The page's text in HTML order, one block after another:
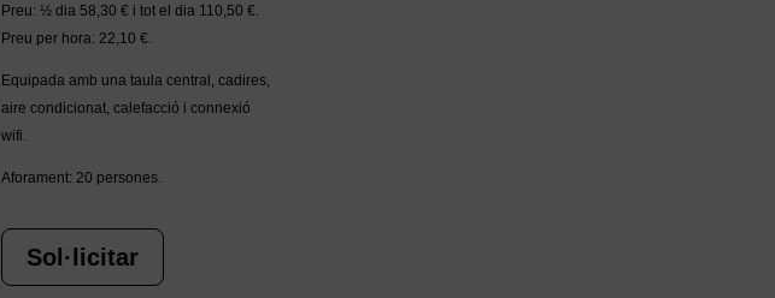
Preu: ½ dia 58,30 € i tot el dia 110,50 €.
Preu per hora: 22,10 €.
Equipada amb una taula central, cadires,
aire condicionat, calefacció i connexió
wifi.
Aforament: 20 persones.
Sol·licitar